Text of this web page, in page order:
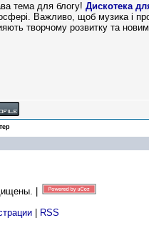
тема для блогу! Дискотека
Важливо, щоб музика і
творчому розвитку та
|
RSS